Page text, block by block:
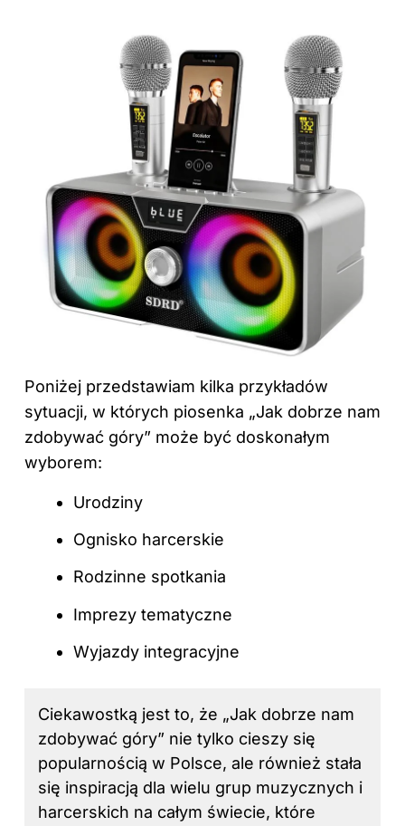
Poniżej przedstawiam kilka przykładów
sytuacji, w których piosenka „Jak dobrze nam
zdobywać góry” może być doskonałym
wyborem:
Urodziny
Ognisko harcerskie
Rodzinne spotkania
Imprezy tematyczne
Wyjazdy integracyjne
Ciekawostką jest to, że „Jak dobrze nam
zdobywać góry” nie tylko cieszy się
popularnością w Polsce, ale również stała
się inspiracją dla wielu grup muzycznych i
harcerskich na całym świecie, które